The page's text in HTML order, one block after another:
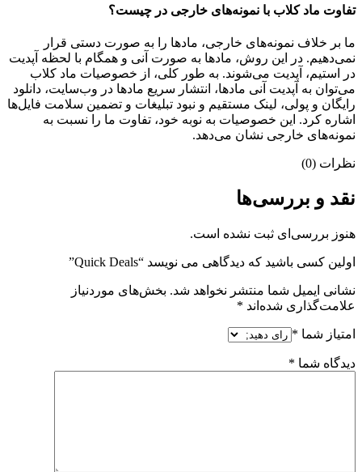
تفاوت ماد کلاب با نمونه‌های خارجی در چیست؟
ما بر خلاف نمونه‌های خارجی، مادها را به صورت دستی قرار
نمی‌دهیم. در این روش، مادها به صورت آنی و همگام با لحظه آپدیت
در استیم، آپدیت می‌شوند. به طور کلی، از خصوصیات ماد کلاب
می‌‌توان به آپدیت آنی مادها، انتشار سریع مادها در وب‌سایت، دانلود
رایگان و پولی، لینک مستقیم و نبود تبلیغات و تضمین سلامت فایل‌ها
اشاره کرد. این خصوصیات به نوبه خود، تفاوت ما را نسبت به
نمونه‌های خارجی نشان می‌دهد.
نظرات (0)
نقد و بررسی‌ها
هنوز بررسی‌ای ثبت نشده است.
اولین کسی باشید که دیدگاهی می نویسد “Quick Deals”
نشانی ایمیل شما منتشر نخواهد شد. بخش‌های موردنیاز
علامت‌گذاری شده‌اند *
امتیاز شما *
دیدگاه شما *